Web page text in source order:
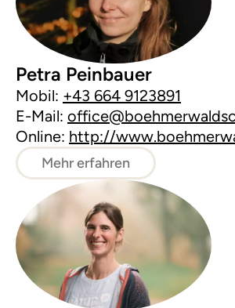
Petra Peinbauer
Mobil: +43 664 9123891
E-Mail:
Online: http://
Mehr erfahren